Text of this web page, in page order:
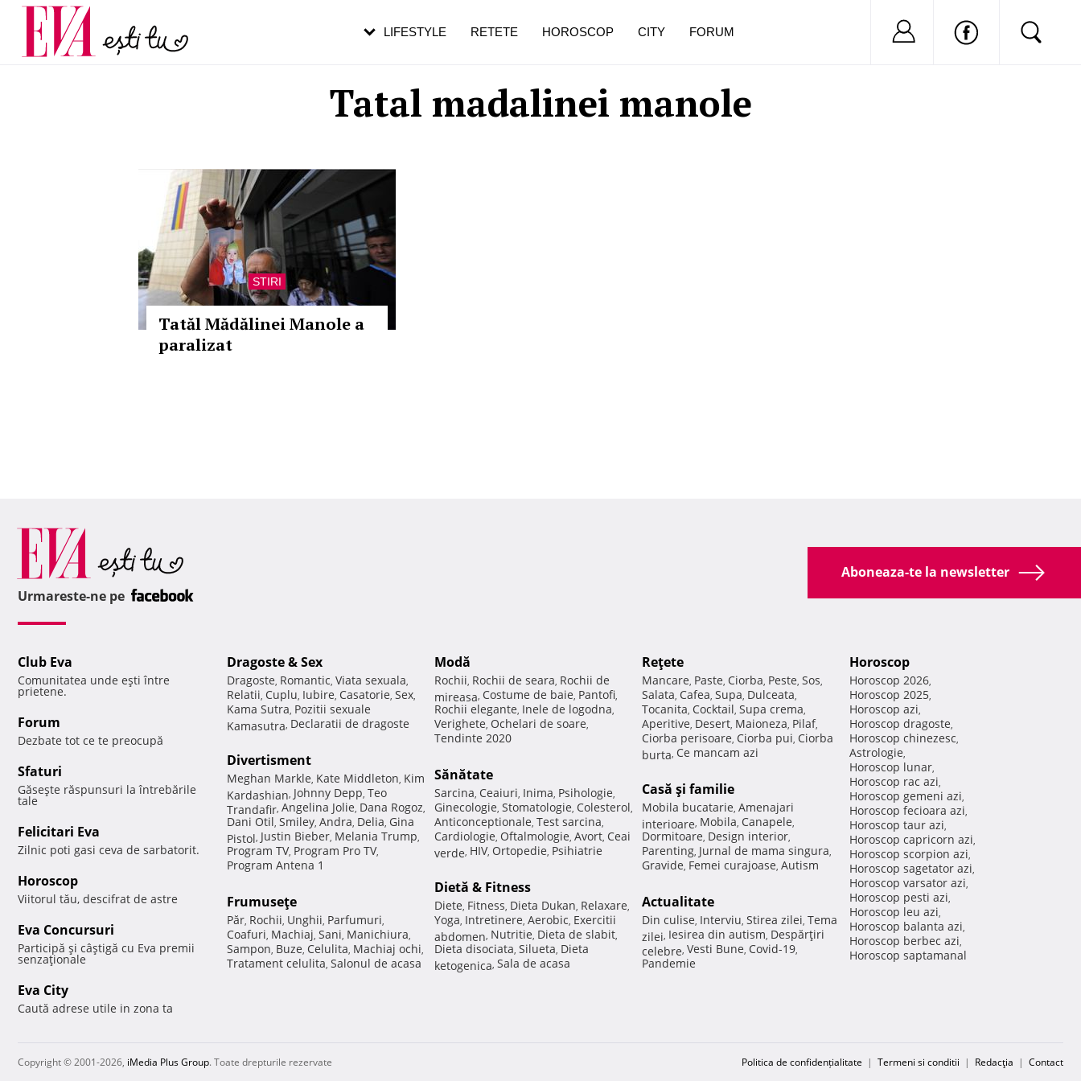
Tatal madalinei manole
STIRI
Tatăl Mădălinei Manole a
paralizat
LIFESTYLE RETETE HOROSCOP CITY FORUM Nu ai cont?
Carieră
Actualitate
pe măsură ce înaintezi în vârstă
Aboneaza-te la newsletter
Urmareste-ne pe
Club Eva
Comunitatea unde eşti între
prietene.
Forum
Dezbate tot ce te preocupă
Sfaturi
Găseşte răspunsuri la întrebările
tale
Felicitari Eva
Zilnic poti gasi ceva de sarbatorit.
Horoscop
Viitorul tău, descifrat de astre
Eva Concursuri
Participă şi câştigă cu Eva premii
senzaţionale
Eva City
Caută adrese utile in zona ta
Dragoste & Sex
Dragoste, Romantic, Viata sexuala,
Relatii, Cuplu, Iubire, Casatorie, Sex,
Kama Sutra, Pozitii sexuale
Kamasutra, Declaratii de dragoste
Divertisment
Meghan Markle, Kate Middleton, Kim
Kardashian, Johnny Depp, Teo
Trandafir, Angelina Jolie, Dana Rogoz,
Dani Otil, Smiley, Andra, Delia, Gina
Pistol, Justin Bieber, Melania Trump,
Program TV, Program Pro TV,
Program Antena 1
Frumuseţe
Păr, Rochii, Unghii, Parfumuri,
Coafuri, Machiaj, Sani, Manichiura,
Sampon, Buze, Celulita, Machiaj ochi,
Tratament celulita, Salonul de acasa
Modă
Rochii, Rochii de seara, Rochii de
mireasa, Costume de baie, Pantofi,
Rochii elegante, Inele de logodna,
Verighete, Ochelari de soare,
Tendinte 2020
Sănătate
Sarcina, Ceaiuri, Inima, Psihologie,
Ginecologie, Stomatologie, Colesterol,
Anticonceptionale, Test sarcina,
Cardiologie, Oftalmologie, Avort, Ceai
verde, HIV, Ortopedie, Psihiatrie
Dietă & Fitness
Diete, Fitness, Dieta Dukan, Relaxare,
Yoga, Intretinere, Aerobic, Exercitii
abdomen, Nutritie, Dieta de slabit,
Dieta disociata, Silueta, Dieta
ketogenica, Sala de acasa
Reţete
Mancare, Paste, Ciorba, Peste, Sos,
Salata, Cafea, Supa, Dulceata,
Tocanita, Cocktail, Supa crema,
Aperitive, Desert, Maioneza, Pilaf,
Ciorba perisoare, Ciorba pui, Ciorba
burta, Ce mancam azi
Casă şi familie
Mobila bucatarie, Amenajari
interioare, Mobila, Canapele,
Dormitoare, Design interior,
Parenting, Jurnal de mama singura,
Gravide, Femei curajoase, Autism
Actualitate
Din culise, Interviu, Stirea zilei, Tema
zilei, Iesirea din autism, Despărţiri
celebre, Vesti Bune, Covid-19,
Pandemie
Horoscop
Horoscop 2026,
Horoscop 2025,
Horoscop azi,
Horoscop dragoste,
Horoscop chinezesc,
Astrologie,
Horoscop lunar,
Horoscop rac azi,
Horoscop gemeni azi,
Horoscop fecioara azi,
Horoscop taur azi,
Horoscop capricorn azi,
Horoscop scorpion azi,
Horoscop sagetator azi,
Horoscop varsator azi,
Horoscop pesti azi,
Horoscop leu azi,
Horoscop balanta azi,
Horoscop berbec azi,
Horoscop saptamanal
Copyright © 2001-2026, iMedia Plus Group. Toate drepturile rezervate Politica de confidențialitate | Termeni si conditii | Redacţia | Contact